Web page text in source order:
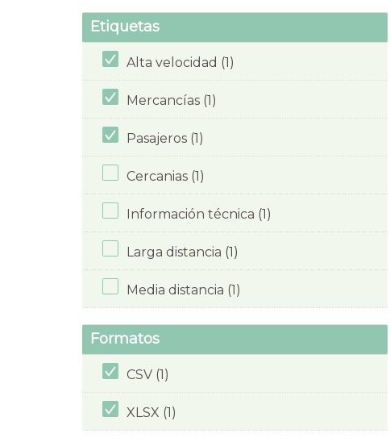
Etiquetas
Alta velocidad (1)
Mercancías (1)
Pasajeros (1)
Cercanias (1)
Información técnica (1)
Larga distancia (1)
Media distancia (1)
Formatos
CSV (1)
XLSX (1)